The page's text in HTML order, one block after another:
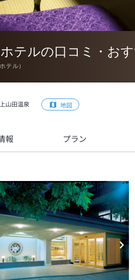
テルの口コミ・お
テル）
山田温泉 地図
報 プラン